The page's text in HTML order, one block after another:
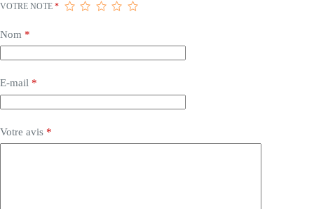
VOTRE NOTE *
Nom *
E-mail *
Votre avis *